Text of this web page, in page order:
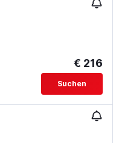
€ 216
Suchen